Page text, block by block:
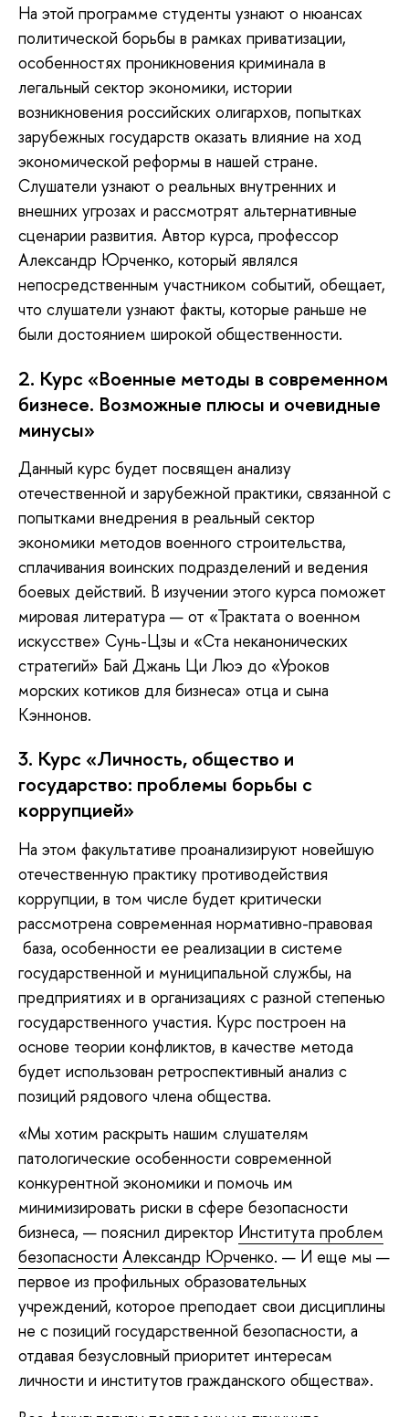
На этой программе студенты узнают о нюансах
политической борьбы в рамках приватизации,
особенностях проникновения криминала в
легальный сектор экономики, истории
возникновения российских олигархов, попытках
зарубежных государств оказать влияние на ход
экономической реформы в нашей стране.
Слушатели узнают о реальных внутренних и
внешних угрозах и рассмотрят альтернативные
сценарии развития. Автор курса, профессор
Александр Юрченко, который являлся
непосредственным участником событий, обещает,
что слушатели узнают факты, которые раньше не
были достоянием широкой общественности.
2. Курс «Военные методы в современном
бизнесе. Возможные плюсы и очевидные
минусы»
Данный курс будет посвящен анализу
отечественной и зарубежной практики, связанной с
попытками внедрения в реальный сектор
экономики методов военного строительства,
сплачивания воинских подразделений и ведения
боевых действий. В изучении этого курса поможет
мировая литература — от «Трактата о военном
искусстве» Сунь-Цзы и «Ста неканонических
стратегий» Бай Джань Ци Люэ до «Уроков
морских котиков для бизнеса» отца и сына
Кэннонов.
3. Курс «Личность, общество и
государство: проблемы борьбы с
коррупцией»
На этом факультативе проанализируют новейшую
отечественную практику противодействия
коррупции, в том числе будет критически
рассмотрена современная нормативно-правовая
база, особенности ее реализации в системе
государственной и муниципальной службы, на
предприятиях и в организациях с разной степенью
государственного участия. Курс построен на
основе теории конфликтов, в качестве метода
будет использован ретроспективный анализ с
позиций рядового члена общества.
«Мы хотим раскрыть нашим слушателям
патологические особенности современной
конкурентной экономики и помочь им
минимизировать риски в сфере безопасности
бизнеса, — пояснил директор Института проблем
безопасности Александр Юрченко. — И еще мы —
первое из профильных образовательных
учреждений, которое преподает свои дисциплины
не с позиций государственной безопасности, а
отдавая безусловный приоритет интересам
личности и институтов гражданского общества».